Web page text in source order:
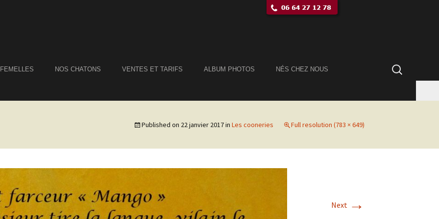
NOS CHATONS VENTES ET TARIFS ALBUM PHOTOS NÉS CHEZ NOUS Rechercher :
Published on 22 janvier 2017in Les cooneries Full resolution (783 × 649)
Next →